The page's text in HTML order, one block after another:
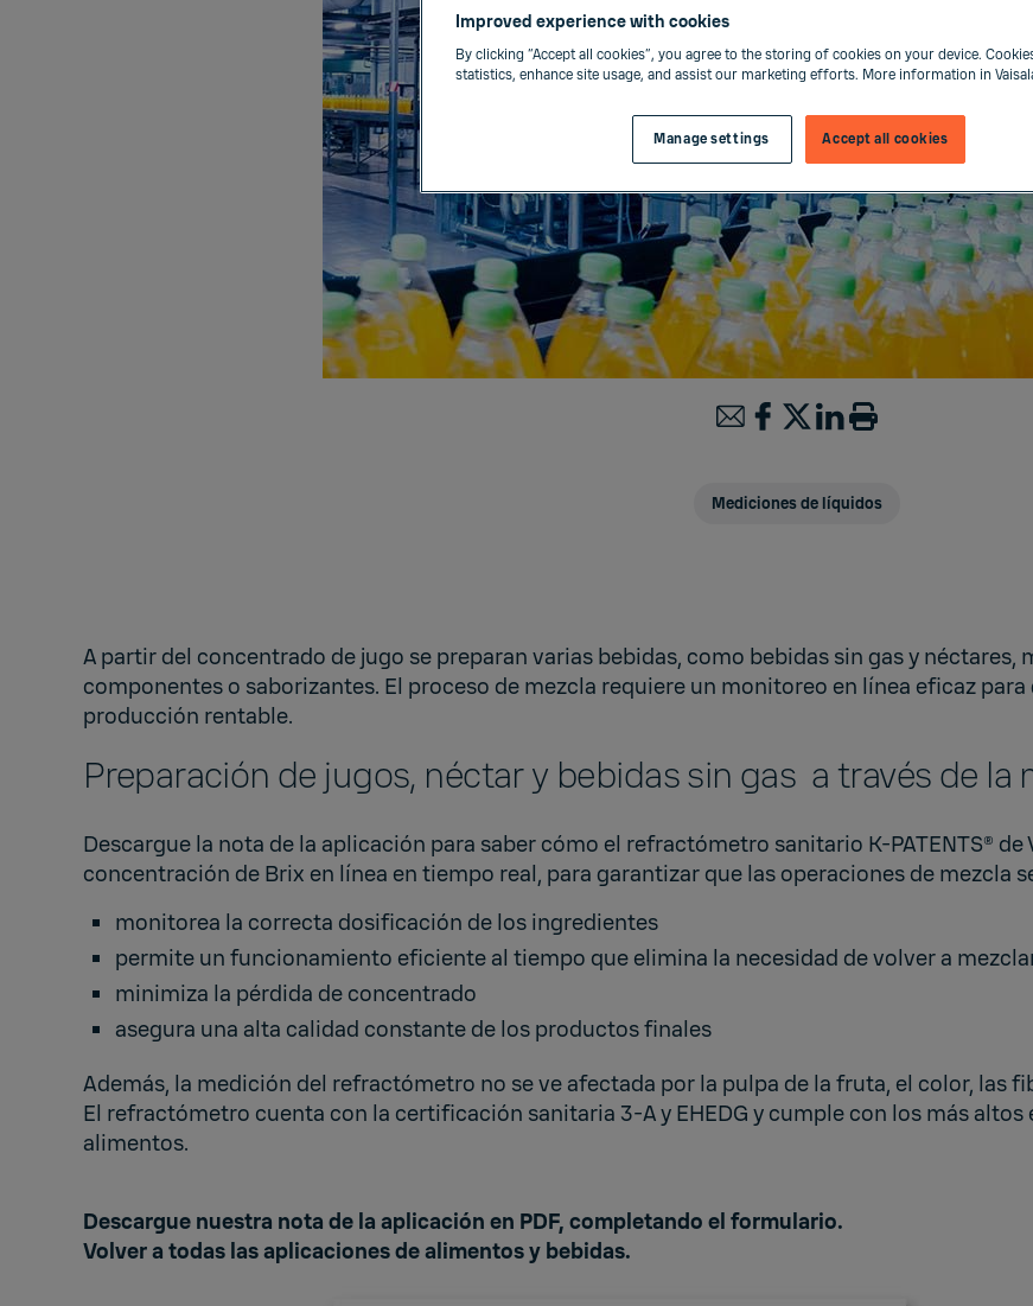
Mediciones de líquidos
A partir del concentrado de jugo se preparan varias bebidas, como bebidas sin gas y néctares,
componentes o saborizantes. El proceso de mezcla requiere un monitoreo en línea eficaz
producción rentable.
Preparación de jugos, néctar y bebidas sin gas a través de la
Descargue la nota de la aplicación para saber cómo el refractómetro sanitario K-PATENTS®
concentración de Brix en línea en tiempo real, para garantizar que las operaciones de mezcla
monitorea la correcta dosificación de los ingredientes
permite un funcionamiento eficiente al tiempo que elimina la necesidad de volver a
minimiza la pérdida de concentrado
asegura una alta calidad constante de los productos finales
Además, la medición del refractómetro no se ve afectada por la pulpa de la fruta, el color, las
El refractómetro cuenta con la certificación sanitaria 3-A y EHEDG y cumple con los más
alimentos.
Descargue nuestra nota de la aplicación en PDF, completando el formulario.
Volver a todas las aplicaciones de alimentos y bebidas.
Improved experience with cookies
By clicking “Accept all cookies”, you agree to the storing of cookies on your device.
statistics, enhance site usage, and assist our marketing efforts. More information in
Accept all cookies
Manage settings